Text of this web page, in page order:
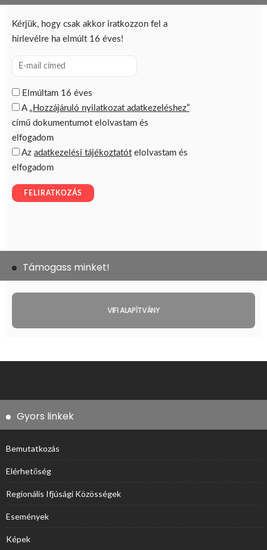
Támogass minket!
VIFI ALAPÍTVÁNY
Gyors linkek
Bemutatkozás
Elérhetőség
Regionális Ifjúsági Közösségek
Események
Képek